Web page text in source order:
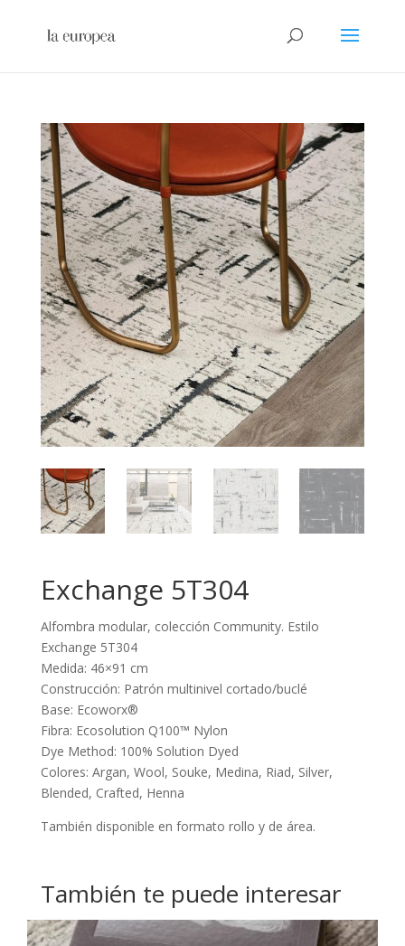
Exchange 5T304
Alfombra modular, colección Community. Estilo
Exchange 5T304
Medida: 46×91 cm
Construcción: Patrón multinivel cortado/buclé
Base: Ecoworx®
Fibra: Ecosolution Q100™ Nylon
Dye Method: 100% Solution Dyed
Colores: Argan, Wool, Souke, Medina, Riad, Silver,
Blended, Crafted, Henna
También disponible en formato rollo y de área.
También te puede interesar